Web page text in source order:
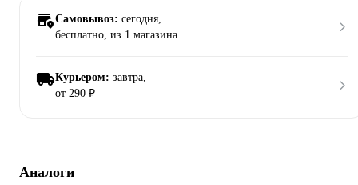
Самовывоз: сегодня,
бесплатно, из 1 магазина
Курьером: завтра,
от 290 ₽
Аналоги